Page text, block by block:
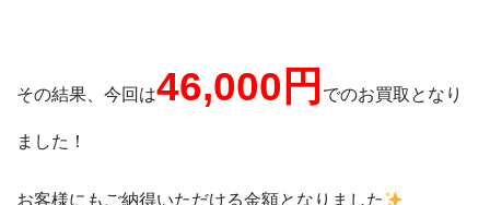
その結果、今回は46,000 円 でのお買取となり
ました！
お客様にもご納得いただける金額となりました